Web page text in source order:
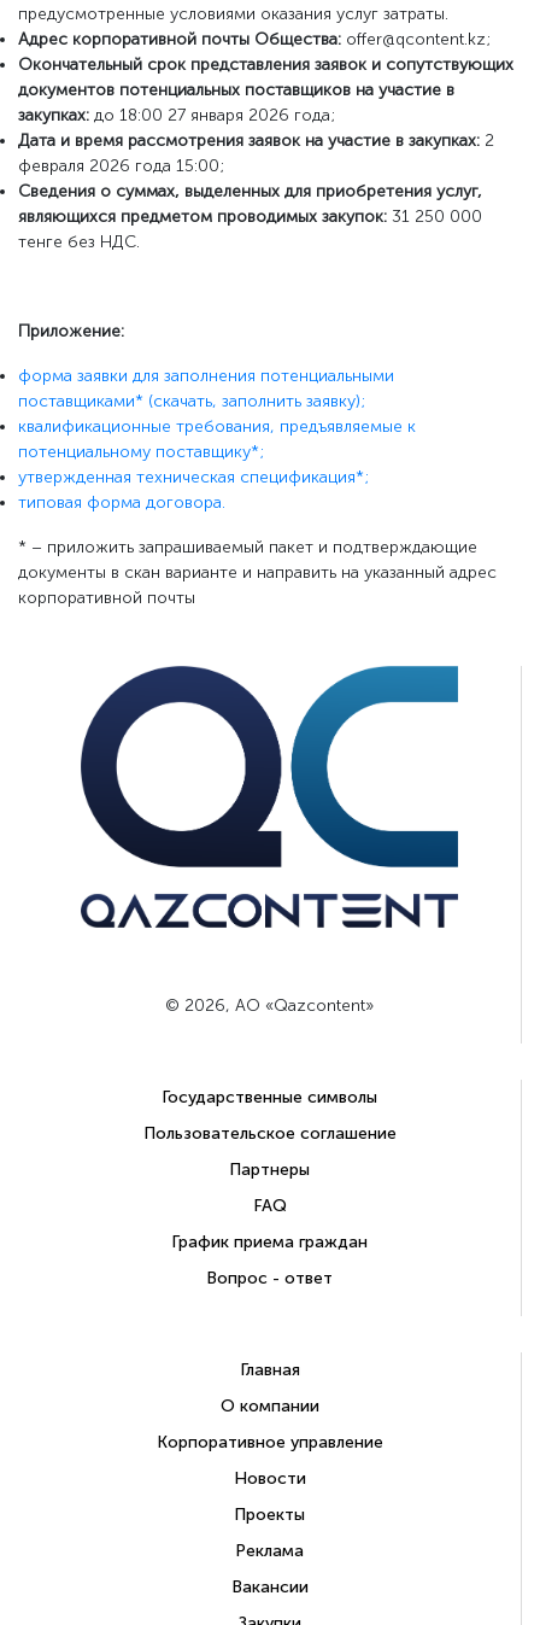
предусмотренные условиями оказания услуг затраты.
Адрес корпоративной почты Общества: offer@qcontent.kz;
Окончательный срок представления заявок и сопутствующих
документов потенциальных поставщиков на участие в
закупках: до 18:00 27 января 2026 года;
Дата и время рассмотрения заявок на участие в закупках: 2
февраля 2026 года 15:00;
Сведения о суммах, выделенных для приобретения услуг,
являющихся предметом проводимых закупок: 31 250 000
тенге без НДС.
Приложение:
форма заявки для заполнения потенциальными
поставщиками* (скачать, заполнить заявку);
квалификационные требования, предъявляемые к
потенциальному поставщику*;
утвержденная техническая спецификация*;
типовая форма договора.
* – приложить запрашиваемый пакет и подтверждающие
документы в скан варианте и направить на указанный адрес
корпоративной почты
© 2026, АО «Qazcontent»
Государственные символы
Пользовательское соглашение
Партнеры
FAQ
График приема граждан
Вопрос - ответ
Главная
О компании
Корпоративное управление
Новости
Проекты
Реклама
Вакансии